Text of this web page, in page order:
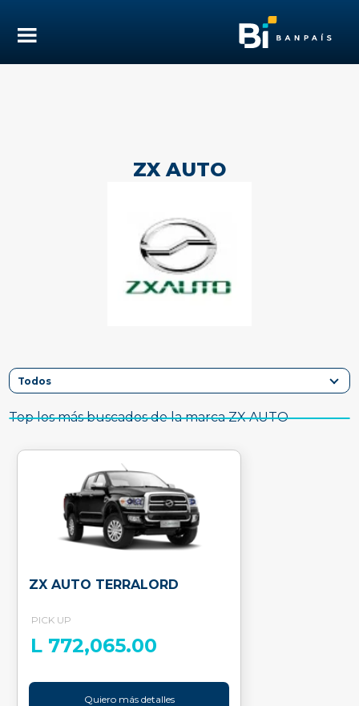
ZX AUTO
Top los más buscados de la marca ZX AUTO
ZX AUTO TERRALORD
PICK UP
L 772,065.00
Quiero más detalles